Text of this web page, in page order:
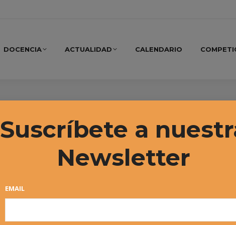
DOCENCIA ACTUALIDAD CALENDARIO
Suscríbete a
Newsletter
EMAIL